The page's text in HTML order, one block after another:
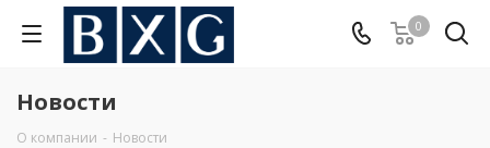
0
Новости
О компании - Новости